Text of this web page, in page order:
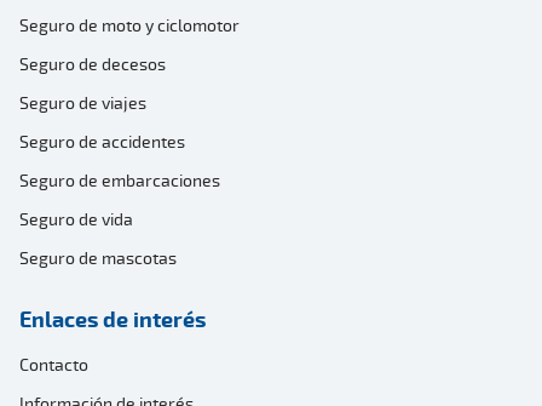
Seguro de moto y ciclomotor
Seguro de decesos
Seguro de viajes
Seguro de accidentes
Seguro de embarcaciones
Seguro de vida
Seguro de mascotas
Enlaces de interés
Contacto